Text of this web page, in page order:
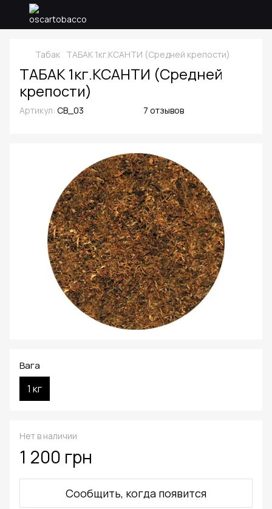
Табак ТАБАК 1кг.КСАНТИ (Средней крепости)
ТАБАК 1кг.КСАНТИ (Средней
крепости)
Артикул: СB_03 7 отзывов
Вага
1 кг
Нет в наличии
1 200 грн
Сообщить, когда появится